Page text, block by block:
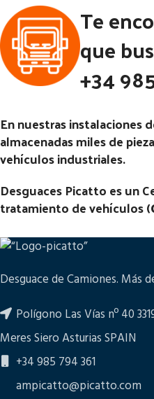
Te
que
+34
En nuestras instalaciones
almacenadas miles de
vehículos industriales.
Desguaces Picatto es un
tratamiento de vehículos (
Desguace de Camiones. Más
Polígono Las Vías nº 40
Meres Siero Asturias SPAIN
+34 985 794 361
ampicatto@picatto.com